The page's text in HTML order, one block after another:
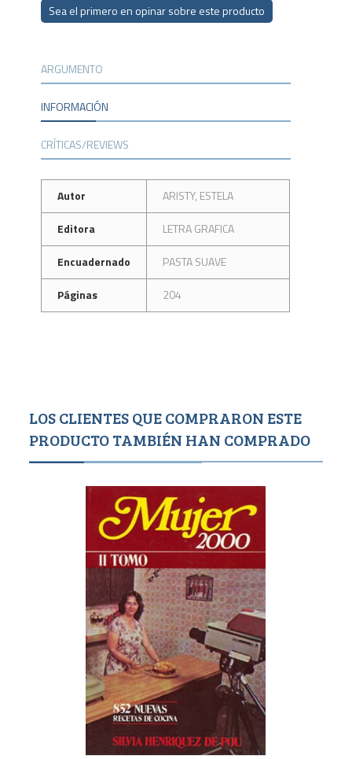
Sea el primero en opinar sobre este producto
ARGUMENTO
INFORMACIÓN
CRÍTICAS/REVIEWS
Autor
ARISTY, ESTELA
Editora
LETRA GRAFICA
Encuadernado
PASTA SUAVE
Páginas
204
LOS CLIENTES QUE COMPRARON ESTE
PRODUCTO TAMBIÉN HAN COMPRADO